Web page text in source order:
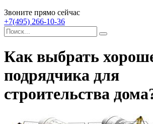
Звоните прямо сейчас
+7(495) 266-10-36
Как выбрать
подрядчика для
строительства